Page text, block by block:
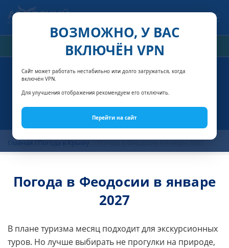
ВОЗМОЖНО, У ВАС
ВКЛЮЧЁН VPN
Сайт может работать нестабильно или долго загружаться, когда
включён VPN.
Для улучшения отображения рекомендуем его отключить.
Перейти на сайт
РАСЧЁТ СТОИМОСТИ
Главная Погода в Крыму
Погода в Феодосии в январе
2027
В плане туризма месяц подходит для экскурсионных
туров. Но лучше выбирать не прогулки на природе,